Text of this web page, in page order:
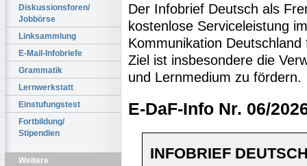
Diskussionsforen/
Jobbörse
Linksammlung
E-Mail-Infobriefe
Grammatik
Lernwerkstatt
Einstufungstest
Fortbildung/
Stipendien
Weitere
Der Infobrief Deutsch als
kostenlose Serviceleistung
Kommunikation
Ziel ist insbesondere die
und Lernmedium zu fördern.
E-DaF-Info Nr. 06/
INFOBRIEF